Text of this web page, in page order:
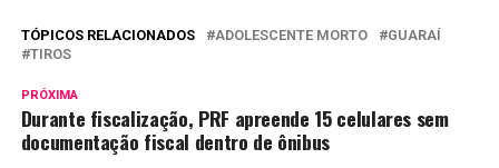
TÓPICOS RELACIONADOS ADOLESCENTE MORTO
GUARAÍ
TIROS
PRÓXIMA
Durante fiscalização, PRF apreende 15 celulares sem
documentação fiscal dentro de ônibus